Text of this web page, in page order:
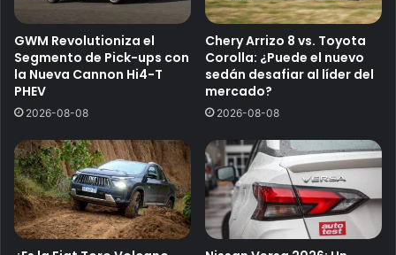
GWM Revolutioniza el
Segmento de Pick-ups con
la Nueva Cannon Hi4-T
PHEV
2026-08-08
Chery Arrizo 8 vs. Toyota
Corolla: ¿Puede el nuevo
sedán desafiar al líder del
mercado?
2026-08-08